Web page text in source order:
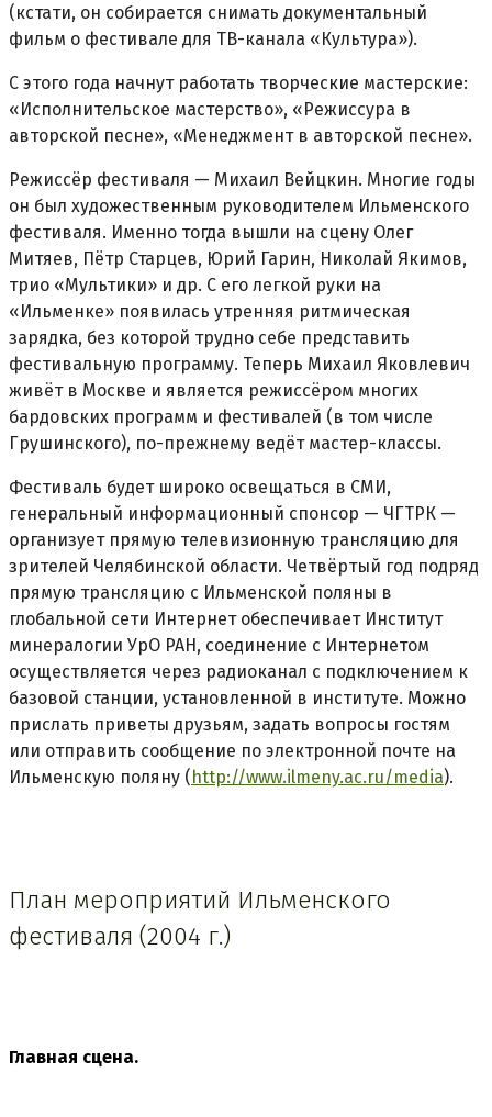
(кстати, он собирается снимать документальный
фильм о фестивале для ТВ-канала «Культура»).
С этого года начнут работать творческие мастерские:
«Исполнительское мастерство», «Режиссура в
авторской песне», «Менеджмент в авторской песне».
Режиссёр фестиваля — Михаил Вейцкин. Многие годы
он был художественным руководителем Ильменского
фестиваля. Именно тогда вышли на сцену Олег
Митяев, Пётр Старцев, Юрий Гарин, Николай Якимов,
трио «Мультики» и др. С его легкой руки на
«Ильменке» появилась утренняя ритмическая
зарядка, без которой трудно себе представить
фестивальную программу. Теперь Михаил Яковлевич
живёт в Москве и является режиссёром многих
бардовских программ и фестивалей (в том числе
Грушинского), по-прежнему ведёт мастер-классы.
Фестиваль будет широко освещаться в СМИ,
генеральный информационный спонсор — ЧГТРК —
организует прямую телевизионную трансляцию для
зрителей Челябинской области. Четвёртый год подряд
прямую трансляцию с Ильменской поляны в
глобальной сети Интернет обеспечивает Институт
минералогии УрО РАН, соединение с Интернетом
осуществляется через радиоканал с подключением к
базовой станции, установленной в институте. Можно
прислать приветы друзьям, задать вопросы гостям
или отправить сообщение по электронной почте на
Ильменскую поляну (http://www.ilmeny.ac.ru/media).
План мероприятий Ильменского
фестиваля (2004 г.)
Главная сцена.